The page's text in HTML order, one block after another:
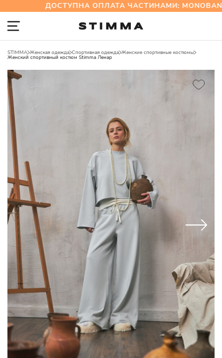
ДОСТУПНА ОПЛАТА ЧАСТИНАМИ:
STIMMA Женская одежда Спортивная одежда Женские спортивные костюмы
Женский спортивный костюм Stimma Ленар